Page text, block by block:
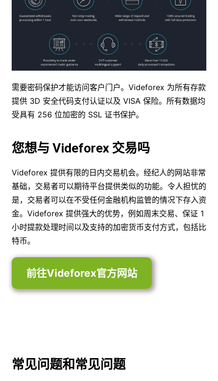
需要密码保护才能访问客户门户。Videforex 为所有存款
提供 3D 安全代码支付认证以及 VISA 保险。所有数据均
受具有 256 位加密的 SSL 证书保护。
您想与 Videforex 交易吗
Videforex 提供有限的日内交易机会。经纪人的网站非常
基础，交易者可以期待平台提供类似的功能。令人担忧的
是，交易者可以在不受任何金融机构监管的情况下存入资
金。Videforex 提供强大的优势，例如周末交易、保证 1
小时提款处理时间以及支持的加密货币支付方式，包括比
特币。
前往Videforex官方网站
常见问题和常见问题